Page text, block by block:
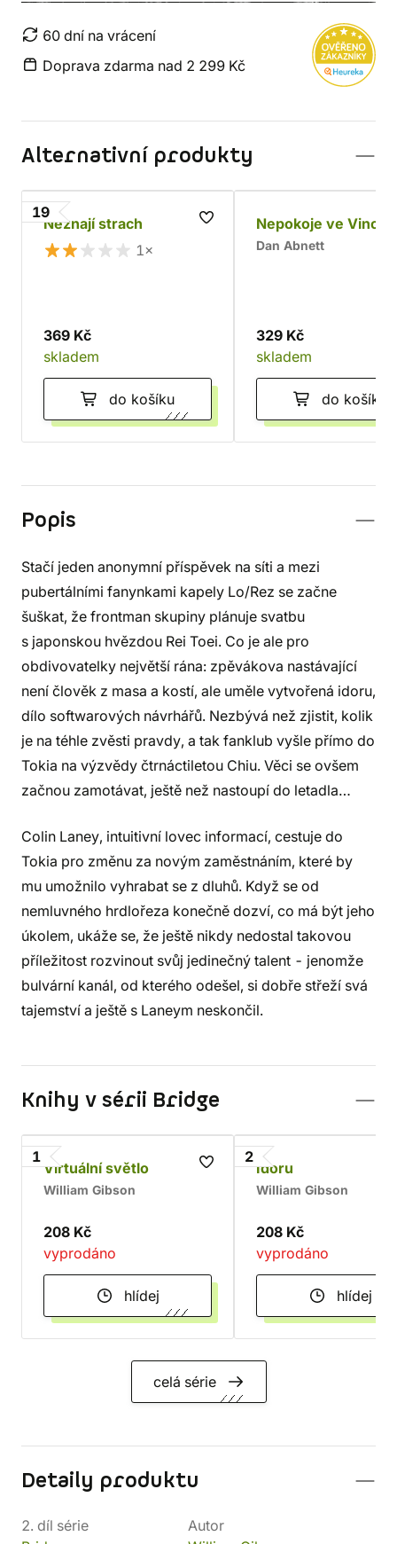
60 dní na vrácení
Doprava zdarma nad 2 299 Kč
Alternativní produkty
19
Neznají strach
1×
369 Kč
skladem
do košíku
Nepokoje ve
Dan Abnett
329 Kč
skladem
do košíku
Popis
Stačí jeden anonymní příspěvek na síti a mezi
pubertálními fanynkami kapely Lo/Rez se začne
šuškat, že frontman skupiny plánuje svatbu
s japonskou hvězdou Rei Toei. Co je ale pro
obdivovatelky největší rána: zpěvákova nastávající
není člověk z masa a kostí, ale uměle vytvořená idoru,
dílo softwarových návrhářů. Nezbývá než zjistit, kolik
je na téhle zvěsti pravdy, a tak fanklub vyšle přímo do
Tokia na výzvědy čtrnáctiletou Chiu. Věci se ovšem
začnou zamotávat, ještě než nastoupí do letadla…
Colin Laney, intuitivní lovec informací, cestuje do
Tokia pro změnu za novým zaměstnáním, které by
mu umožnilo vyhrabat se z dluhů. Když se od
nemluvného hrdlořeza konečně dozví, co má být jeho
úkolem, ukáže se, že ještě nikdy nedostal takovou
příležitost rozvinout svůj jedinečný talent - jenomže
bulvární kanál, od kterého odešel, si dobře střeží svá
tajemství a ještě s Laneym neskončil.
Knihy v sérii Bridge
1
Virtuální světlo
William Gibson
208 Kč
vyprodáno
hlídej
2
Idoru
William Gibson
208 Kč
vyprodáno
hlídej
celá série
Detaily produktu
2. díl série
Autor